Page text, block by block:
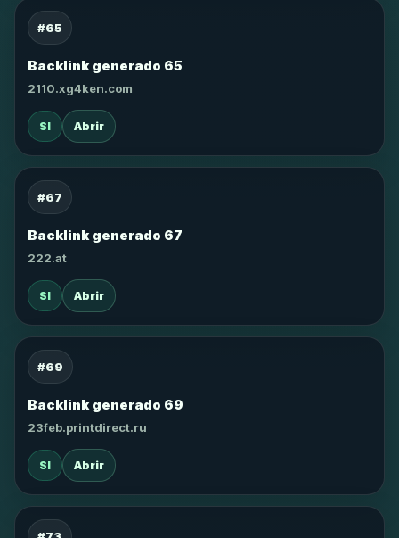
#65
Backlink generado 65
2110.xg4ken.com
SI Abrir
#67
Backlink generado 67
222.at
SI Abrir
#69
Backlink generado 69
23feb.printdirect.ru
SI Abrir